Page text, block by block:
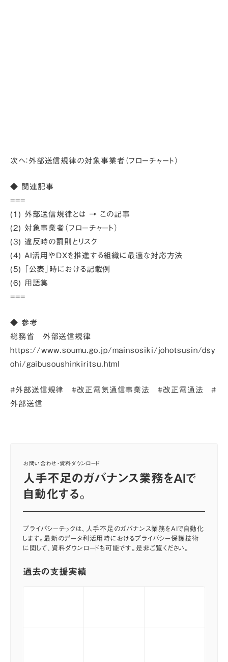
次へ：外部送信規律の対象事業者（フローチャート）
◆ 関連記事
===
(1) 外部送信規律とは → この記事
(2) 対象事業者（フローチャート）
(3) 違反時の罰則とリスク
(4) AI活用やDXを推進する組織に最適な対応方法
(5) 「公表」時における記載例
(6) 用語集
===
◆ 参考
総務省 外部送信規律
https://www.soumu.go.jp/mainsosiki/johotsusin/dsy
ohi/gaibusoushinkiritsu.html
#外部送信規律 #改正電気通信事業法 #改正電通法 #
外部送信
お問い合わせ・資料ダウンロード
人手不足のガバナンス業務をAIで
自動化する。
プライバシーテックは、人手不足のガバナンス業務をAIで自動化
します。最新のデータ利活用時におけるプライバシー保護技術
に関して、資料ダウンロードも可能です。是非ご覧ください。
過去の支援実績